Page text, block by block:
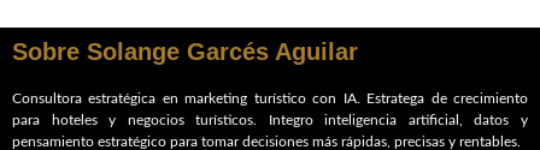
Sobre Solange Garcés Aguilar
Consultora estratégica en marketing turístico con IA. Estratega de crecimiento
para hoteles y negocios turísticos.
Integro inteligencia artificial, datos y
pensamiento estratégico para tomar decisiones más rápidas, precisas y rentables.